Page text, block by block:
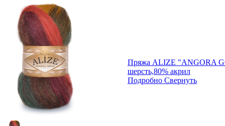
Пряжа ALIZE "ANGORA
шерсть,80% акрил
Подробно Свернуть